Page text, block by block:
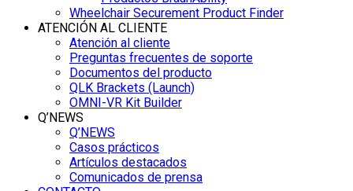
Wheelchair Securement Product Finder
ATENCIÓN AL CLIENTE
Atención al cliente
Preguntas frecuentes de soporte
Documentos del producto
QLK Brackets (Launch)
OMNI-VR Kit Builder
Q’NEWS
Q’NEWS
Casos prácticos
Artículos destacados
Comunicados de prensa